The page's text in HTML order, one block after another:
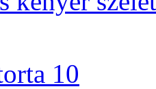
10